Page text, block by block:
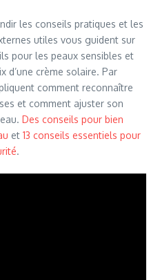
les conseils pratiques et les
utiles vous guident sur
pour les peaux sensibles et
d’une crème solaire. Par
comment reconnaître
et comment ajuster son
Des conseils pour bien
et 13 conseils essentiels pour
.